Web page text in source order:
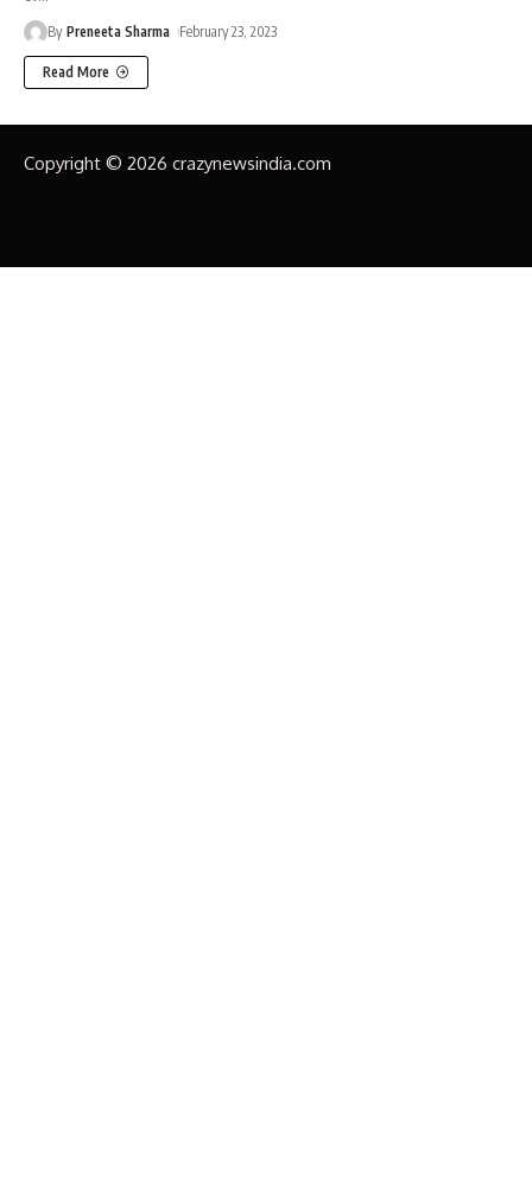
By Preneeta Sharma February 23, 2023
Read More
Copyright © 2026 crazynewsindia.com